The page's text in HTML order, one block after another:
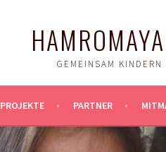
GEMEINSAM
PROJEKTE PARTNER